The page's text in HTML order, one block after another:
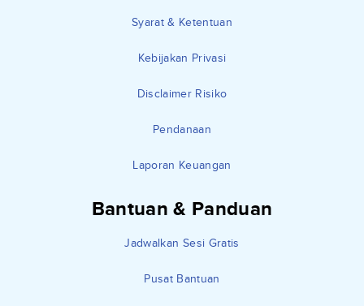
Syarat & Ketentuan
Kebijakan Privasi
Disclaimer Risiko
Pendanaan
Laporan Keuangan
Bantuan & Panduan
Jadwalkan Sesi Gratis
Pusat Bantuan